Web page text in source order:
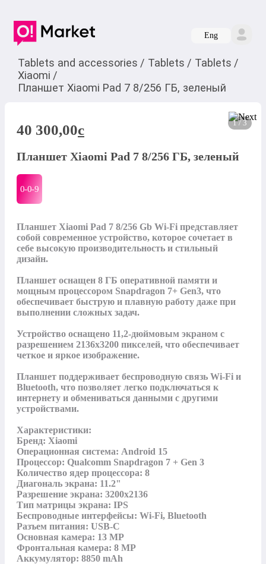
Eng
Tablets and accessories / Tablets / Tablets /
Xiaomi /
Планшет Xiaomi Pad 7 8/256 ГБ, зеленый
1 / 3
40 300,00c
Планшет Xiaomi Pad 7 8/256 ГБ, зеленый
0-0-9
Планшет Xiaomi Pad 7 8/256 Gb Wi-Fi представляет
собой современное устройство, которое сочетает в
себе высокую производительность и стильный
дизайн.
Планшет оснащен 8 ГБ оперативной памяти и
мощным процессором Snapdragon 7+ Gen3, что
обеспечивает быструю и плавную работу даже при
выполнении сложных задач.
Устройство оснащено 11,2-дюймовым экраном с
разрешением 2136х3200 пикселей, что обеспечивает
четкое и яркое изображение.
Планшет поддерживает беспроводную связь Wi-Fi и
Bluetooth, что позволяет легко подключаться к
интернету и обмениваться данными с другими
устройствами.
Характеристики:
Бренд: Xiaomi
Операционная система: Android 15
Процессор: Qualcomm Snapdragon 7 + Gen 3
Количество ядер процессора: 8
Диагональ экрана: 11.2"
Разрешение экрана: 3200x2136
Тип матрицы экрана: IPS
Беспроводные интерфейсы: Wi-Fi, Bluetooth
Разъем питания: USB-C
Основная камера: 13 MP
Фронтальная камера: 8 MP
Аккумулятор: 8850 mAh